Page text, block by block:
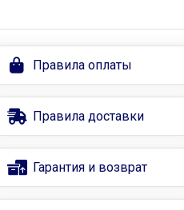
Правила оплаты
Правила доставки
Гарантия и возврат